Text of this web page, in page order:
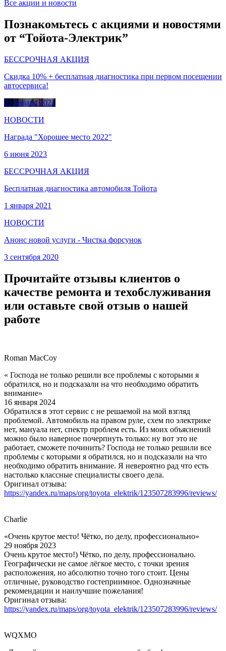
Все акции и новости
Познакомьтесь с акциями и новостями
от “Тойота-Электрик”
БЕССРОЧНАЯ АКЦИЯ
Скидка 10% + бесплатная диагностика при первом посещении
автосервиса!
25 января 2021
НОВОСТИ
Награда "Хорошее место 2022"
6 июня 2023
БЕССРОЧНАЯ АКЦИЯ
Бесплатная диагностика автомобиля Тойота
1 января 2021
НОВОСТИ
Анонс новой услуги - Чистка форсунок
3 сентября 2020
Прочитайте отзывы клиентов о
качестве ремонта и техобслуживания
или оставьте свой отзыв о нашей
работе
Roman MacCoy
« Господа не только решили все проблемы с которыми я
обратился, но и подсказали на что необходимо обратить
внимание»
16 января 2024
Обратился в этот сервис с не решаемой на мой взгляд
проблемой. Автомобиль на правом руле, схем по электрике
нет, мануала нет, спектр проблем есть. Из моих объяснений
можно было наверное почерпнуть только: ну вот это не
работает, сможете починить? Господа не только решили все
проблемы с которыми я обратился, но и подсказали на что
необходимо обратить внимание. Я невероятно рад что есть
настолько классные специалисты своего дела.
Оригинал отзыва:
https://yandex.ru/maps/org/toyota_elektrik/123507283996/reviews/
Charlie
«Очень крутое место! Чётко, по делу, профессионально»
29 ноября 2023
Очень крутое место!) Чётко, по делу, профессионально.
Географически не самое лёгкое место, с точки зрения
расположения, но абсолютно точно того стоит. Цены
отличные, руководство гостеприимное. Однозначные
рекомендации и наилучшие пожелания!
Оригинал отзыва:
https://yandex.ru/maps/org/toyota_elektrik/123507283996/reviews/
WQXMO